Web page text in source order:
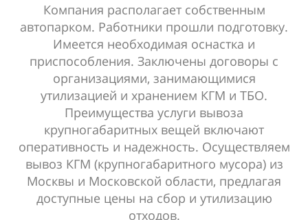
Компания располагает собственным
автопарком. Работники прошли подготовку.
Имеется необходимая оснастка и
приспособления. Заключены договоры с
организациями, занимающимися
утилизацией и хранением КГМ и ТБО.
Преимущества услуги вывоза
крупногабаритных вещей включают
оперативность и надежность. Осуществляем
вывоз КГМ (крупногабаритного мусора) из
Москвы и Московской области, предлагая
доступные цены на сбор и утилизацию
отходов.